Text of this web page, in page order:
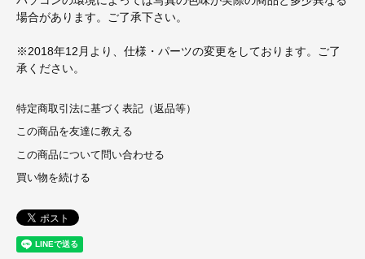
場合があります。ご了承下さい。
※2018年12月より、仕様・パーツの変更をしております。ご了
承ください。
特定商取引法に基づく表記（返品等）
この商品を友達に教える
この商品について問い合わせる
買い物を続ける